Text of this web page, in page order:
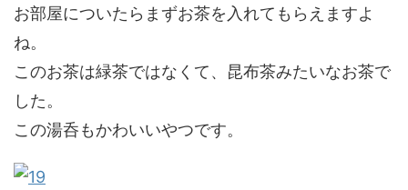
お部屋についたらまずお茶を入れてもらえますよ
ね。
このお茶は緑茶ではなくて、昆布茶みたいなお茶で
した。
この湯呑もかわいいやつです。